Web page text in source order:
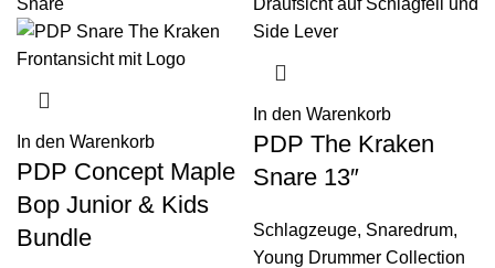
In den Warenkorb
PDP Concept Maple
Bop Junior & Kids
Bundle
In den Warenkorb
PDP The Kraken
Snare 13″
Schlagzeuge, Snaredrum,
Young Drummer Collection